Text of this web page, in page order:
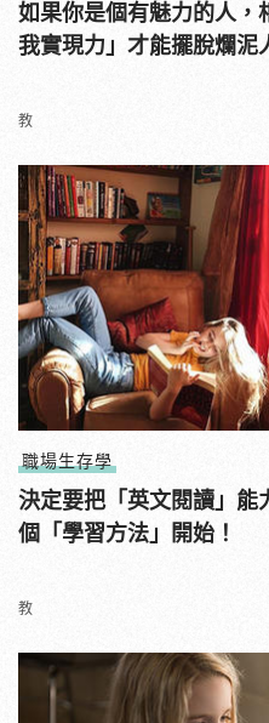
如果你是個有魅力的人，
我實現力」才能擺脫爛泥
教
職場生存學
決定要把「英文閱讀」能
個「學習方法」開始！
教